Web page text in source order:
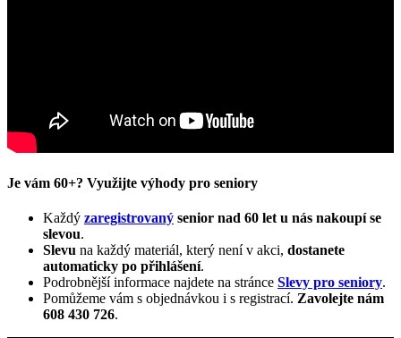
Je vám 60+? Využijte výhody pro seniory
Každý zaregistrovaný senior nad 60 let u nás nakoupí se
slevou.
Slevu na každý materiál, který není v akci, dostanete
automaticky po přihlášení.
Podrobnější informace najdete na stránce Slevy pro seniory.
Pomůžeme vám s objednávkou i s registrací. Zavolejte nám
608 430 726.